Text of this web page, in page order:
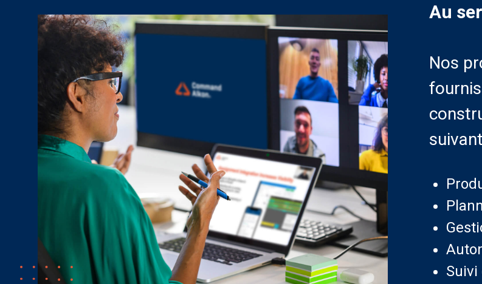
Béton prêt à l’emploi
(BPE)
Cliquez ici
Granulats et ciment
Cliquez ici
Au
Nos